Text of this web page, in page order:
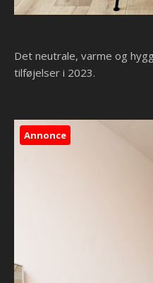
Det neutrale, varme og
tilføjelser i 2023.
Annonce